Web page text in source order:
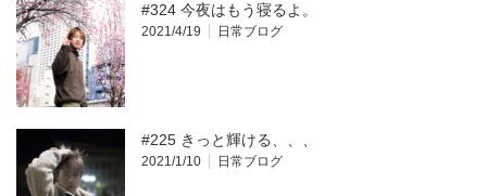
#324 今夜はもう寝るよ。
2021/4/19 日常ブログ
#225 きっと輝ける、、、
2021/1/10 日常ブログ